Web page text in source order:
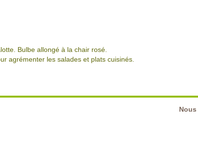
Bulbe allongé à la chair rosé.
agrémenter les salades et plats cuisinés.
Nous